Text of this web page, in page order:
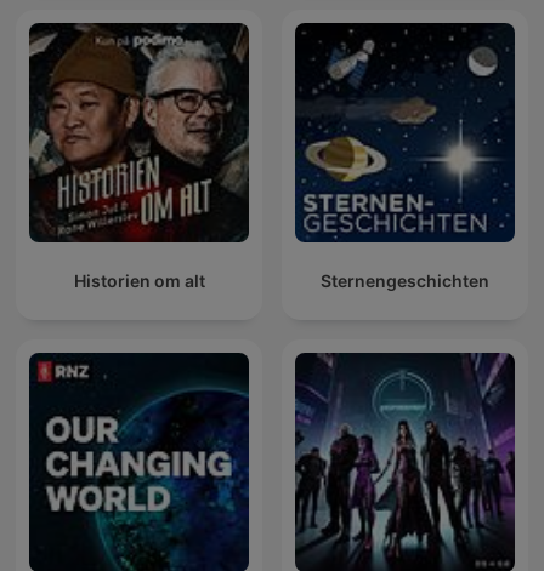
Historien om alt Sternengeschichten